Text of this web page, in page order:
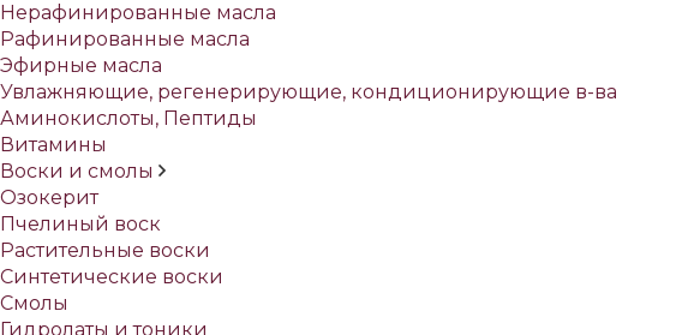
Нерафинированные масла
Рафинированные масла
Эфирные масла
Увлажняющие, регенерирующие, кондиционирующие в-ва
Аминокислоты, Пептиды
Витамины
Воски и смолы
Озокерит
Пчелиный воск
Растительные воски
Синтетические воски
Смолы
Гидролаты и тоники